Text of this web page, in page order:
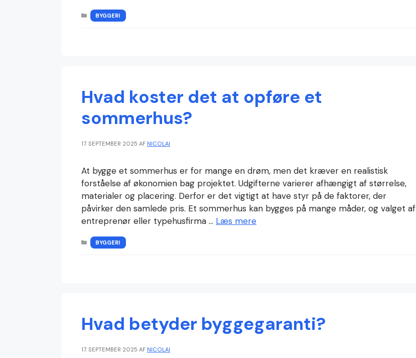
KATEGORIER
BYGGERI
Hvad koster det at opføre et
sommerhus?
17. SEPTEMBER 2025 AF NICOLAI
At bygge et sommerhus er for mange en drøm, men det kræver en realistisk
forståelse af økonomien bag projektet. Udgifterne varierer afhængigt af størrelse,
materialer og placering. Derfor er det vigtigt at have styr på de faktorer, der
påvirker den samlede pris. Et sommerhus kan bygges på mange måder, og valget af
entreprenør eller typehusfirma … Læs mere
KATEGORIER
BYGGERI
Hvad betyder byggegaranti?
17. SEPTEMBER 2025 AF NICOLAI